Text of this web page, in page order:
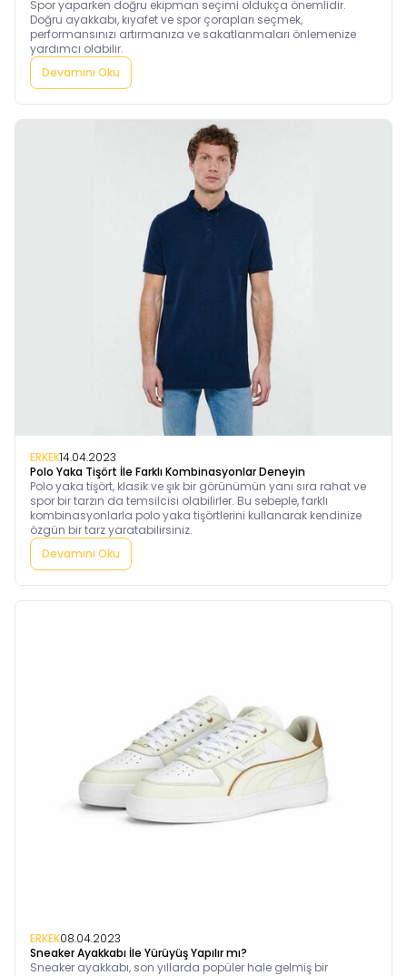
Spor yaparken doğru ekipman seçimi oldukça önemlidir.
Doğru ayakkabı, kıyafet ve spor çorapları seçmek,
performansınızı artırmanıza ve sakatlanmaları önlemenize
yardımcı olabilir.
Devamını Oku
ERKEK14.04.2023
Polo Yaka Tişört İle Farklı Kombinasyonlar Deneyin
Polo yaka tişört, klasik ve şık bir görünümün yanı sıra rahat ve
spor bir tarzın da temsilcisi olabilirler. Bu sebeple, farklı
kombinasyonlarla polo yaka tişörtlerini kullanarak kendinize
özgün bir tarz yaratabilirsiniz.
Devamını Oku
ERKEK08.04.2023
Sneaker Ayakkabı İle Yürüyüş Yapılır mı?
Sneaker ayakkabı, son yıllarda popüler hale gelmiş bir